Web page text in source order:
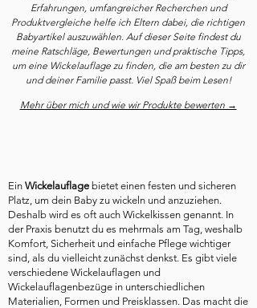
Erfahrungen, umfangreicher Recherchen und
Produktvergleiche helfe ich Eltern dabei, die richtigen
Babyartikel auszuwählen. Auf dieser Seite findest du
meine Ratschläge, Bewertungen und praktische Tipps,
um eine Wickelauflage zu finden, die am besten zu dir
und deiner Familie passt. Viel Spaß beim Lesen!
Mehr über mich und wie wir Produkte bewerten →
Ein Wickelauflage bietet einen festen und sicheren
Platz, um dein Baby zu wickeln und anzuziehen.
Deshalb wird es oft auch Wickelkissen genannt. In
der Praxis benutzt du es mehrmals am Tag, weshalb
Komfort, Sicherheit und einfache Pflege wichtiger
sind, als du vielleicht zunächst denkst. Es gibt viele
verschiedene Wickelauflagen und
Wickelauflagenbezüge in unterschiedlichen
Materialien, Formen und Preisklassen. Das macht die